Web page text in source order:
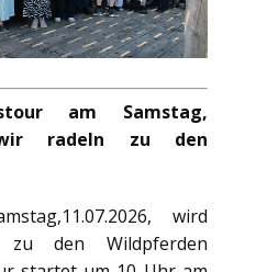
am Samstag,
wir radeln zu den
wird
zu den Wildpferden